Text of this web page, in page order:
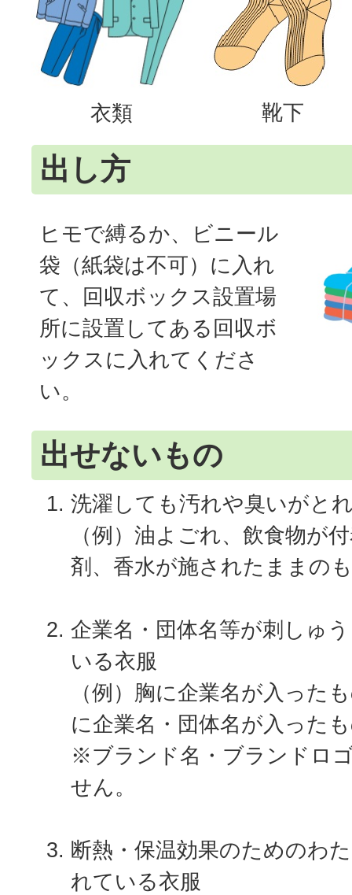
衣類 靴下
出し方
ヒモで縛るか、ビニール
袋（紙袋は不可）に入れ
て、回収ボックス設置場
所に設置してある回収ボ
ックスに入れてくださ
い。
出せないもの
洗濯しても汚れや臭いがと
（例）油よごれ、飲食物が
剤、香水が施されたままの
企業名・団体名等が刺しゅ
いる衣服
（例）胸に企業名が入った
に企業名・団体名が入った
※ブランド名・ブランドロ
せん。
断熱・保温効果のためのわ
れている衣服